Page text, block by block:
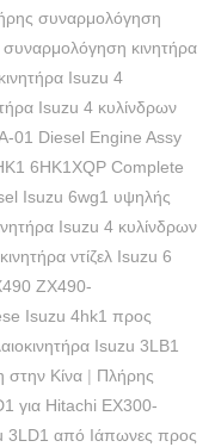
συναρμολόγηση
κινητήρα
Isuzu 4
Isuzu 4 κυλίνδρων
01 Diesel Engine Assy
6HK1XQP Complete
Isuzu 6wg1 υψηλής
Isuzu 4 κυλίνδρων
ντίζελ Isuzu 6
ZX490-
Isuzu 4hk1 προς
Isuzu 3LB1
στην Κίνα | Πλήρης
για Hitachi EX300-
3LD1 από Ιάπωνες προς